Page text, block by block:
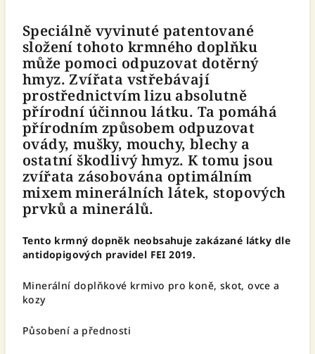
Speciálně vyvinuté patentované
složení tohoto krmného doplňku
může pomoci odpuzovat dotěrný
hmyz. Zvířata vstřebávají
prostřednictvím lizu absolutně
přírodní účinnou látku. Ta pomáhá
přírodním způsobem odpuzovat
ovády, mušky, mouchy, blechy a
ostatní škodlivý hmyz. K tomu jsou
zvířata zásobována optimálním
mixem minerálních látek, stopových
prvků a minerálů.
Tento krmný dopněk neobsahuje zakázané látky dle
antidopigových pravidel FEI 2019.
Minerální doplňkové krmivo pro koně, skot, ovce a
kozy
Působení a přednosti